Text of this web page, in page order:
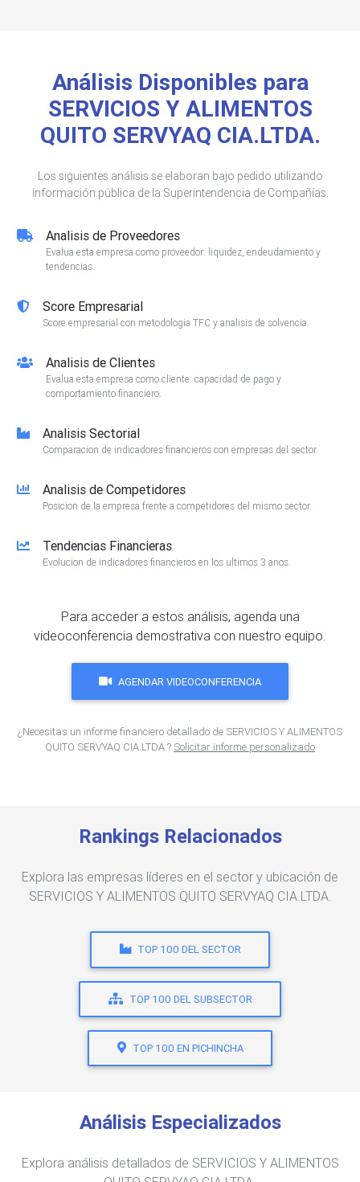
Análisis Disponibles para
SERVICIOS Y ALIMENTOS
QUITO SERVYAQ CIA.LTDA.
Los siguientes análisis se elaboran bajo pedido utilizando
información pública de la Superintendencia de Compañías.
Analisis de Proveedores
Evalua esta empresa como proveedor: liquidez, endeudamiento y
tendencias.
Score Empresarial
Score empresarial con metodologia TFC y analisis de solvencia.
Analisis de Clientes
Evalua esta empresa como cliente: capacidad de pago y
comportamiento financiero.
Analisis Sectorial
Comparacion de indicadores financieros con empresas del sector.
Analisis de Competidores
Posicion de la empresa frente a competidores del mismo sector.
Tendencias Financieras
Evolucion de indicadores financieros en los ultimos 3 anos.
Para acceder a estos análisis, agenda una
videoconferencia demostrativa con nuestro equipo.
AGENDAR VIDEOCONFERENCIA
¿Necesitas un informe financiero detallado de SERVICIOS Y ALIMENTOS
QUITO SERVYAQ CIA.LTDA.? Solicitar informe personalizado
Rankings Relacionados
Explora las empresas líderes en el sector y ubicación de
SERVICIOS Y ALIMENTOS QUITO SERVYAQ CIA.LTDA.
TOP 100 DEL SECTOR
TOP 100 DEL SUBSECTOR
TOP 100 EN PICHINCHA
Análisis Especializados
Explora análisis detallados de SERVICIOS Y ALIMENTOS